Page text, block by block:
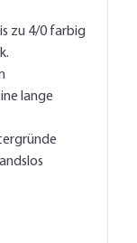
zu 4/0 farbig
lange